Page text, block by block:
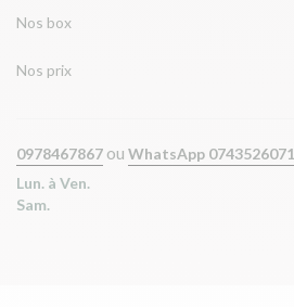
Nos box
Nos prix
0978467867 ou WhatsApp 0743526071
Lun. à Ven.
Sam.